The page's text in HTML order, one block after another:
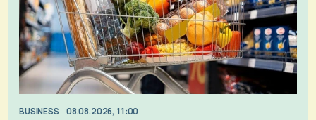
BUSINESS 08.08.2026, 11:00